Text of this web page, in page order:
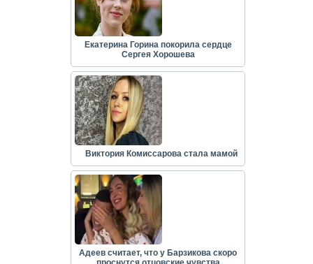
Екатерина Горина покорила сердце
Сергея Хорошева
Виктория Комиссарова стала мамой
Адеев считает, что у Барзикова скоро